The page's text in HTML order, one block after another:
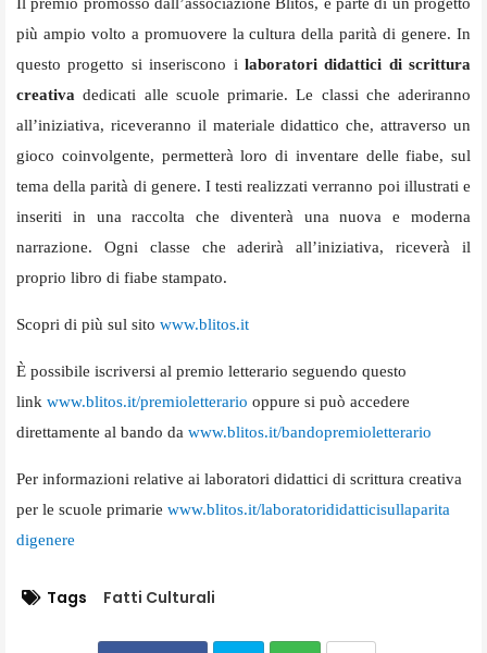
più ampio volto a promuovere la cultura della parità di genere. In
questo progetto si inseriscono i laboratori didattici di scrittura
creativa dedicati alle scuole primarie. Le classi che aderiranno
all’iniziativa, riceveranno il materiale didattico che, attraverso un
gioco coinvolgente, permetterà loro di inventare delle fiabe, sul
tema della parità di genere. I testi realizzati verranno poi illustrati e
inseriti in una raccolta che diventerà una nuova e moderna
narrazione. Ogni classe che aderirà all’iniziativa, riceverà il
proprio libro di fiabe stampato.
Scopri di più sul sito www.blitos.it
È possibile iscriversi al premio letterario seguendo questo
link www.blitos.it/premioletterario oppure si può accedere
direttamente al bando da www.blitos.it/bandopremioletterario
Per informazioni relative ai laboratori didattici di scrittura creativa
per le scuole primarie www.blitos.it/laboratorididatticisullaparita
digenere
Tags Fatti Culturali